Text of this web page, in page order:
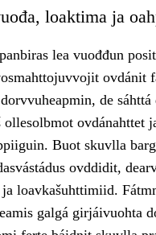
loaktima ja
lea vuođđun
ovdánit
de
ovdánahttet
Buot skuvlla
ovddidit,
loavkašuhttimiid.
galgá girjáivuohta